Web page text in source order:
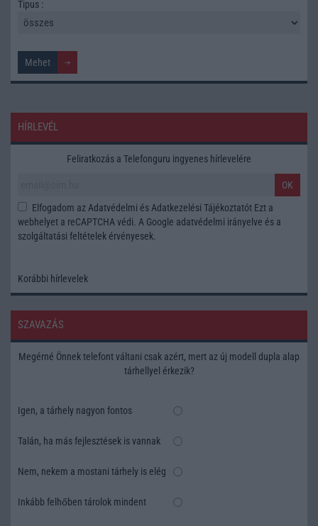
Tipus :
HÍRLEVÉL
Feliratkozás a Telefonguru ingyenes hírlevelére
OK
Elfogadom az Adatvédelmi és Adatkezelési Tájékoztatót Ezt a
webhelyet a reCAPTCHA védi. A Google adatvédelmi irányelve és a
szolgáltatási feltételek érvényesek.
Korábbi hírlevelek
SZAVAZÁS
Megérné Önnek telefont váltani csak azért, mert az új modell dupla alap
tárhellyel érkezik?
Igen, a tárhely nagyon fontos
Talán, ha más fejlesztések is vannak
Nem, nekem a mostani tárhely is elég
Inkább felhőben tárolok mindent